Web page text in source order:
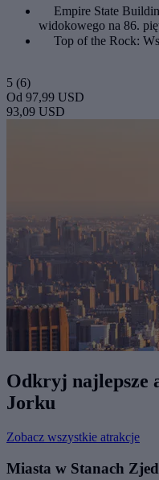
Empire State
widokowego na 86.
Top of the Rock:
5 (6)
Od 97,99 USD
93,09 USD
Odkryj najlepsze
Jorku
Zobacz wszystkie atrakcje
Miasta w Stanach